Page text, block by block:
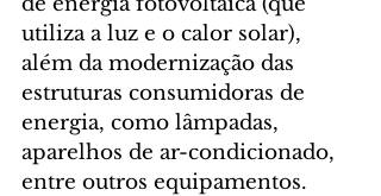
utiliza a luz e o calor solar),
além da modernização das
estruturas consumidoras de
energia, como lâmpadas,
aparelhos de ar-condicionado,
entre outros equipamentos.